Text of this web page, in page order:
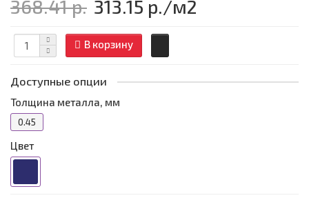
368.41 р. 313.15 р./м2
В корзину
Доступные опции
Толщина металла, мм
0.45
Цвет